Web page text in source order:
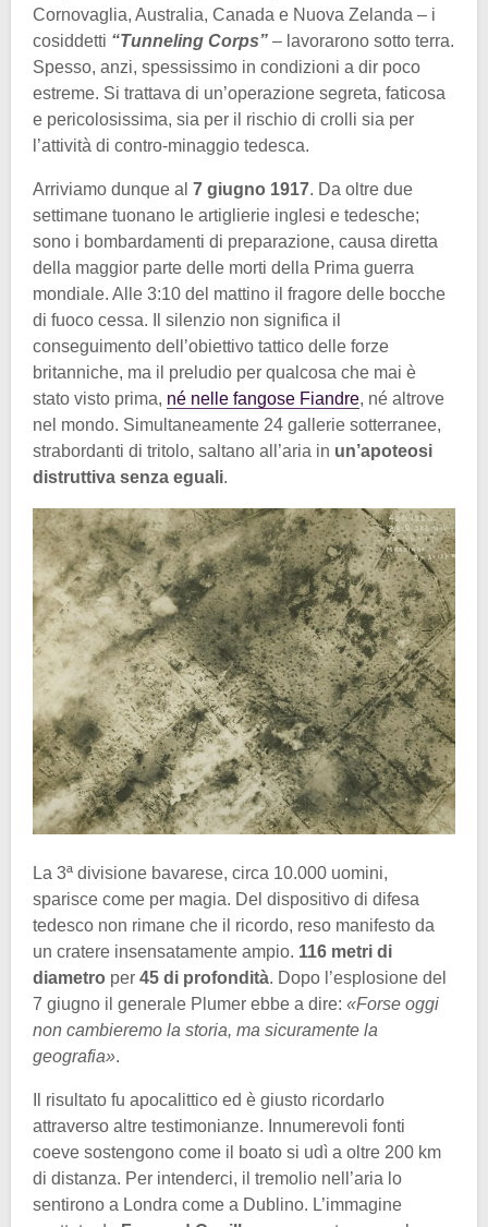
Cornovaglia, Australia, Canada e Nuova Zelanda – i
cosiddetti “Tunneling Corps” – lavorarono sotto terra.
Spesso, anzi, spessissimo in condizioni a dir poco
estreme. Si trattava di un’operazione segreta, faticosa
e pericolosissima, sia per il rischio di crolli sia per
l’attività di contro-minaggio tedesca.
Arriviamo dunque al 7 giugno 1917. Da oltre due
settimane tuonano le artiglierie inglesi e tedesche;
sono i bombardamenti di preparazione, causa diretta
della maggior parte delle morti della Prima guerra
mondiale. Alle 3:10 del mattino il fragore delle bocche
di fuoco cessa. Il silenzio non significa il
conseguimento dell’obiettivo tattico delle forze
britanniche, ma il preludio per qualcosa che mai è
stato visto prima, né nelle fangose Fiandre, né altrove
nel mondo. Simultaneamente 24 gallerie sotterranee,
strabordanti di tritolo, saltano all’aria in un’apoteosi
distruttiva senza eguali.
La 3ª divisione bavarese, circa 10.000 uomini,
sparisce come per magia. Del dispositivo di difesa
tedesco non rimane che il ricordo, reso manifesto da
un cratere insensatamente ampio. 116 metri di
diametro per 45 di profondità. Dopo l’esplosione del
7 giugno il generale Plumer ebbe a dire: «Forse oggi
non cambieremo la storia, ma sicuramente la
geografia».
Il risultato fu apocalittico ed è giusto ricordarlo
attraverso altre testimonianze. Innumerevoli fonti
coeve sostengono come il boato si udì a oltre 200 km
di distanza. Per intenderci, il tremolio nell’aria lo
sentirono a Londra come a Dublino. L’immagine